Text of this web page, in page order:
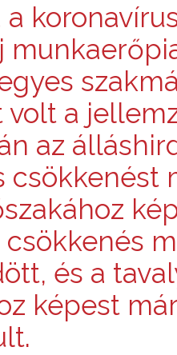
a
a
az
csökkenést
csökkenés
és a
képest